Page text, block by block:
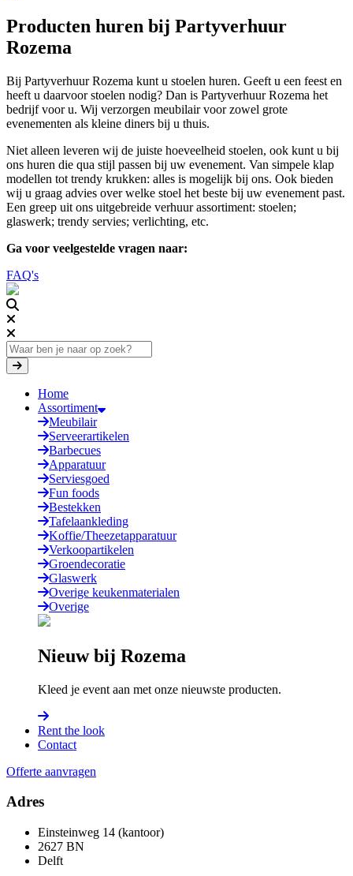
Producten huren bij Partyverhuur
Rozema
Bij Partyverhuur Rozema kunt u stoelen huren. Geeft u een feest en
heeft u daarvoor stoelen nodig? Dan is Partyverhuur Rozema het
bedrijf voor u. Wij verzorgen meubilair voor zowel grote
evenementen als kleine diners bij u thuis.
Niet alleen leveren wij de juiste hoeveelheid stoelen, ook kunt u bij
ons huren die qua stijl passen bij uw evenement. Van simpele klap
modellen tot trendy krukken: alles is mogelijk bij ons. Ook bieden
wij u graag advies over welke stoel het beste bij uw evenement past.
Een greep uit ons uitgebreide verhuur assortiment: stoelen;
glaswerk; trendy servies; verlichting, etc.
Ga voor veelgestelde vragen naar:
FAQ's
Home
Assortiment
Meubilair
Serveerartikelen
Barbecues
Apparatuur
Serviesgoed
Fun foods
Bestekken
Tafelaankleding
Koffie/Theezetapparatuur
Verkoopartikelen
Groendecoratie
Glaswerk
Overige keukenmaterialen
Overige
Nieuw bij Rozema
Kleed je event aan met onze nieuwste producten.
Rent the look
Contact
Offerte aanvragen
Adres
Einsteinweg 14 (kantoor)
2627 BN
Delft